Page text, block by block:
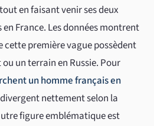
en faisant venir ses deux
France. Les données montrent
cette première vague possèdent
un terrain en Russie. Pour
un homme français en
nettement selon la
figure emblématique est